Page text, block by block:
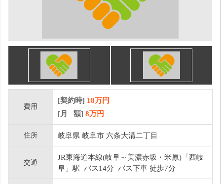
費用
[契約時] 18万円
[月 額] 8万円
住所 岐阜県 岐阜市 六条大溝二丁目
交通
JR東海道本線(岐阜～美濃赤坂・米原)「西岐
阜」駅 バス14分 バス下車 徒歩7分